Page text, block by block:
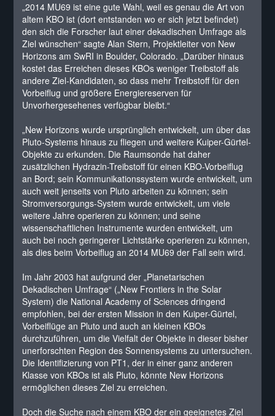
„2014 MU69 ist eine gute Wahl, weil es genau die Art von
altem KBO ist (dort entstanden wo er sich jetzt befindet)
den sich die Forscher laut einer dekadischen Umfrage als
Ziel wünschen“ sagte Alan Stern, Projektleiter von New
Horizons am SwRI in Boulder, Colorado. „Darüber hinaus
kostet das Erreichen dieses KBOs weniger Treibstoff als
andere Ziel-Kandidaten, so dass mehr Treibstoff für den
Vorbeiflug und größere Energiereserven für
Unvorhergesehenes verfügbar bleibt.“
„New Horizons wurde ursprünglich entwickelt, um über das
Pluto-Systems hinaus zu fliegen und weitere Kuiper-Gürtel-
Objekte zu erkunden. Die Raumsonde hat daher
zusätzlichen Hydrazin-Treibstoff für einen KBO-Vorbeiflug
an Bord; sein Kommunikationssystem wurde entwickelt, um
auch weit jenseits von Pluto arbeiten zu können; sein
Stromversorgungs-System wurde entwickelt, um viele
weitere Jahre operieren zu können; und seine
wissenschaftlichen Instrumente wurden entwickelt, um
auch bei noch geringerer Lichtstärke operieren zu können,
als dies beim Vorbeiflug an 2014 MU69 der Fall sein wird.
Im Jahr 2003 hat aufgrund der „Planetarischen
Dekadischen Umfrage“ („New Frontiers in the Solar
System) die National Academy of Sciences dringend
empfohlen, bei der ersten Mission in den Kuiper-Gürtel,
Vorbeiflüge an Pluto und auch an kleinen KBOs
durchzuführen, um die Vielfalt der Objekte in dieser bisher
unerforschten Region des Sonnensystems zu untersuchen.
Die Identifizierung von PT1, der in einer ganz anderen
Klasse von KBOs ist als Pluto, könnte New Horizons
ermöglichen dieses Ziel zu erreichen.
Doch die Suche nach einem KBO der ein geeignetes Ziel